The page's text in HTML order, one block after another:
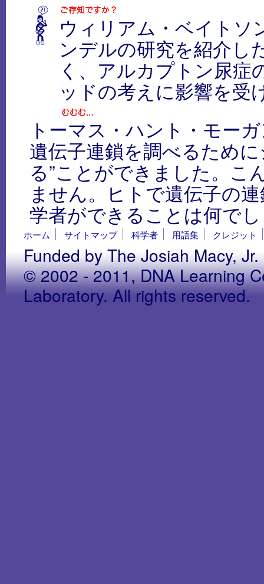
ウィリアム・ベイトソ
ンデルの研究を紹介し
く、アルカプトン尿
ッドの考えに影響を受
トーマス・ハント・モー
遺伝子連鎖を調べるため
る”ことができました。こ
ません。ヒトで遺伝子の
学者ができることは何で
ホーム サイトマップ 科学者 用語集 クレジット
Funded by The Josiah Macy,
© 2002 - 2011, DNA Learning
Laboratory. All rights reserved.